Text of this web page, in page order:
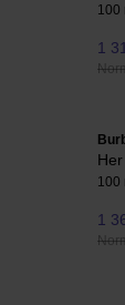
100
1
100
1